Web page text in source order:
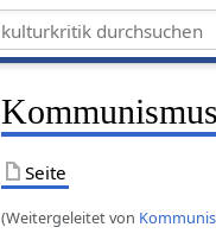
Kommunismus
Seite
(Weitergeleitet von